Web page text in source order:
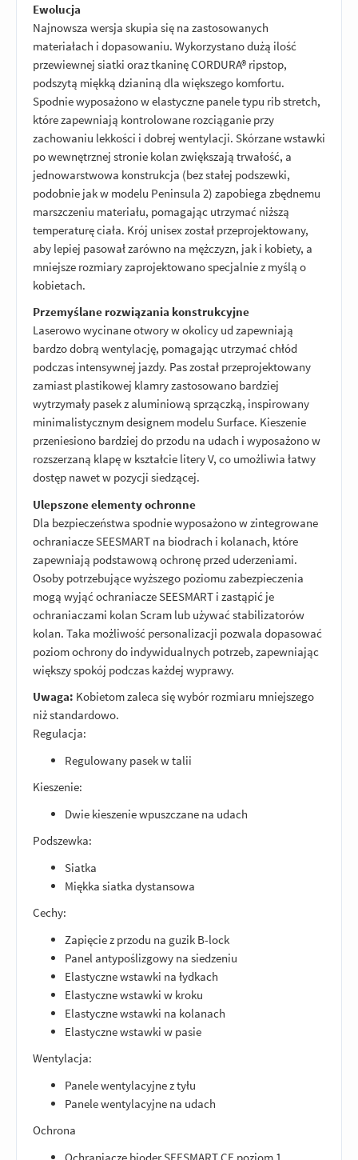
Ewolucja
Najnowsza wersja skupia się na zastosowanych
materiałach i dopasowaniu. Wykorzystano dużą ilość
przewiewnej siatki oraz tkaninę CORDURA® ripstop,
podszytą miękką dzianiną dla większego komfortu.
Spodnie wyposażono w elastyczne panele typu rib stretch,
które zapewniają kontrolowane rozciąganie przy
zachowaniu lekkości i dobrej wentylacji. Skórzane wstawki
po wewnętrznej stronie kolan zwiększają trwałość, a
jednowarstwowa konstrukcja (bez stałej podszewki,
podobnie jak w modelu Peninsula 2) zapobiega zbędnemu
marszczeniu materiału, pomagając utrzymać niższą
temperaturę ciała. Krój unisex został przeprojektowany,
aby lepiej pasował zarówno na mężczyzn, jak i kobiety, a
mniejsze rozmiary zaprojektowano specjalnie z myślą o
kobietach.
Przemyślane rozwiązania konstrukcyjne
Laserowo wycinane otwory w okolicy ud zapewniają
bardzo dobrą wentylację, pomagając utrzymać chłód
podczas intensywnej jazdy. Pas został przeprojektowany
zamiast plastikowej klamry zastosowano bardziej
wytrzymały pasek z aluminiową sprzączką, inspirowany
minimalistycznym designem modelu Surface. Kieszenie
przeniesiono bardziej do przodu na udach i wyposażono w
rozszerzaną klapę w kształcie litery V, co umożliwia łatwy
dostęp nawet w pozycji siedzącej.
Ulepszone elementy ochronne
Dla bezpieczeństwa spodnie wyposażono w zintegrowane
ochraniacze SEESMART na biodrach i kolanach, które
zapewniają podstawową ochronę przed uderzeniami.
Osoby potrzebujące wyższego poziomu zabezpieczenia
mogą wyjąć ochraniacze SEESMART i zastąpić je
ochraniaczami kolan Scram lub używać stabilizatorów
kolan. Taka możliwość personalizacji pozwala dopasować
poziom ochrony do indywidualnych potrzeb, zapewniając
większy spokój podczas każdej wyprawy.
Uwaga: Kobietom zaleca się wybór rozmiaru mniejszego
niż standardowo.
Regulacja:
Regulowany pasek w talii
Kieszenie:
Dwie kieszenie wpuszczane na udach
Podszewka:
Siatka
Miękka siatka dystansowa
Cechy:
Zapięcie z przodu na guzik B-lock
Panel antypoślizgowy na siedzeniu
Elastyczne wstawki na łydkach
Elastyczne wstawki w kroku
Elastyczne wstawki na kolanach
Elastyczne wstawki w pasie
Wentylacja:
Panele wentylacyjne z tyłu
Panele wentylacyjne na udach
Ochrona